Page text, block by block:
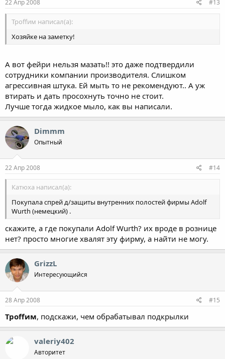
22 Апр 2008 #13
Троffим написал(а):
Хозяйке на заметку!
А вот фейри нельзя мазать!! это даже подтвердили
сотрудники компании производителя. Слишком
агрессивная штука. Ей мыть то не рекомендуют.. А уж
втирать и дать просохнуть точно не стоит.
Лучше тогда жидкое мыло, как вы написали.
Dimmm
Опытный
22 Апр 2008 #14
Катюха написал(а):
Покупала спрей д/защиты внутренних полостей фирмы Adolf
Wurth (немецкий) .
скажите, а где покупали Adolf Wurth? их вроде в рознице
нет? просто многие хвалят эту фирму, а найти не могу.
GrizzL
Интересующийся
28 Апр 2008 #15
Троffим, подскажи, чем обрабатывал подкрылки
valeriy402
Авторитет